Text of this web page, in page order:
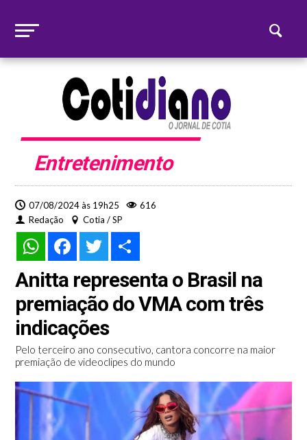
Entretenimento
07/08/2024 às 19h25
616
Redação
Cotia / SP
WhatsAppFacebookTwitter
Anitta representa o Brasil na
premiação do VMA com três
indicações
Pelo terceiro ano consecutivo, cantora concorre na maior
premiação de videoclipes do mundo